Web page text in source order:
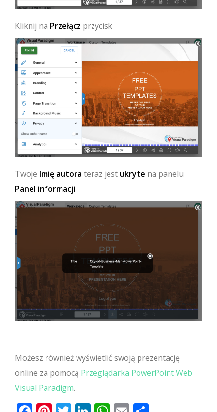
Kliknij na Przełącz przycisk
Twoje Imię autora teraz jest ukryte na panelu
Panel informacji
Możesz również wyświetlić swoją prezentację
online za pomocą Przeglądarka PowerPoint Web
Visual Paradigm.